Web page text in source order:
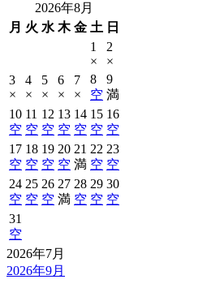
2026年8月
月 火 水 木 金 土 日
1
×
2
×
3
×
4
×
5
×
6
×
7
×
8
空
9
満
10
空
11
空
12
空
13
空
14
空
15
空
16
空
17
空
18
空
19
空
20
空
21
満
22
空
23
空
24
空
25
空
26
空
27
満
28
空
29
空
30
空
31
空
2026年7月
2026年9月